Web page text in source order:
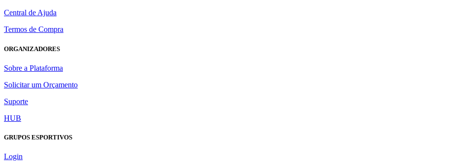
Central de Ajuda
Termos de Compra
ORGANIZADORES
Sobre a Plataforma
Solicitar um Orçamento
Suporte
HUB
GRUPOS ESPORTIVOS
Login